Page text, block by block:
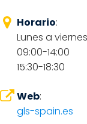
Horario:
Lunes a
09:00-14:00
15:30-18:30
Web:
gls-spain.es